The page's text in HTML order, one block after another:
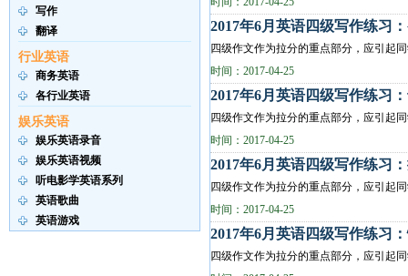
写作
翻译
行业英语
商务英语
各行业英语
娱乐英语
娱乐英语录音
娱乐英语视频
听电影学英语系列
英语歌曲
英语游戏
2017年6月英语四级写作练习
四级作文作为拉分的重点部分，应引起
Write a composition entitled What Is Y...
时间：2017-04-25
2017年6月英语四级写作练习
四级作文作为拉分的重点部分，应引起
多年轻人变成卡奴现象 2.出现这一现象
时间：2017-04-25
2017年6月英语四级写作练习
四级作文作为拉分的重点部分，应引起
As students,we have to study almost every
时间：2017-04-25
2017年6月英语四级写作练习
四级作文作为拉分的重点部分，应引起